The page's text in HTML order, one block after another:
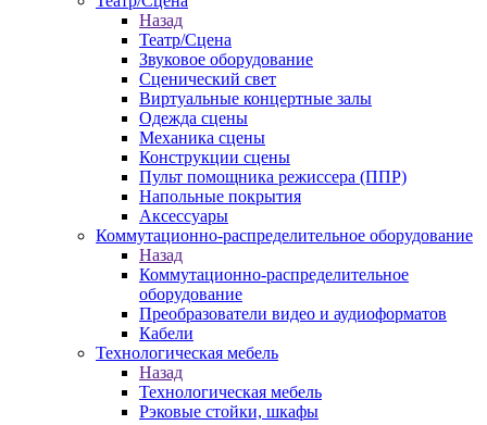
Назад
Театр/Сцена
Звуковое оборудование
Сценический свет
Виртуальные концертные залы
Одежда сцены
Механика сцены
Конструкции сцены
Пульт помощника режиссера (ППР)
Напольные покрытия
Аксессуары
Коммутационно-распределительное оборудование
Назад
Коммутационно-распределительное
оборудование
Преобразователи видео и аудиоформатов
Кабели
Технологическая мебель
Назад
Технологическая мебель
Рэковые стойки, шкафы